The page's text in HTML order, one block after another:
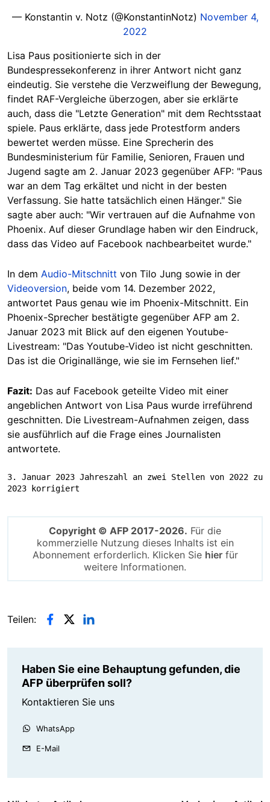
— Konstantin v. Notz (@KonstantinNotz) November 4,
2022
Lisa Paus positionierte sich in der
Bundespressekonferenz in ihrer Antwort nicht ganz
eindeutig. Sie verstehe die Verzweiflung der Bewegung,
findet RAF-Vergleiche überzogen, aber sie erklärte
auch, dass die "Letzte Generation" mit dem Rechtsstaat
spiele. Paus erklärte, dass jede Protestform anders
bewertet werden müsse. Eine Sprecherin des
Bundesministerium für Familie, Senioren, Frauen und
Jugend sagte am 2. Januar 2023 gegenüber AFP: "Paus
war an dem Tag erkältet und nicht in der besten
Verfassung. Sie hatte tatsächlich einen Hänger." Sie
sagte aber auch: "Wir vertrauen auf die Aufnahme von
Phoenix. Auf dieser Grundlage haben wir den Eindruck,
dass das Video auf Facebook nachbearbeitet wurde."
In dem Audio-Mitschnitt von Tilo Jung sowie in der
Videoversion, beide vom 14. Dezember 2022,
antwortet Paus genau wie im Phoenix-Mitschnitt. Ein
Phoenix-Sprecher bestätigte gegenüber AFP am 2.
Januar 2023 mit Blick auf den eigenen Youtube-
Livestream: "Das Youtube-Video ist nicht geschnitten.
Das ist die Originallänge, wie sie im Fernsehen lief."
Fazit: Das auf Facebook geteilte Video mit einer
angeblichen Antwort von Lisa Paus wurde irreführend
geschnitten. Die Livestream-Aufnahmen zeigen, dass
sie ausführlich auf die Frage eines Journalisten
antwortete.
3. Januar 2023 Jahreszahl an zwei Stellen von 2022 zu
2023 korrigiert
Copyright © AFP 2017-2026. Für die
kommerzielle Nutzung dieses Inhalts ist ein
Abonnement erforderlich. Klicken Sie hierfür
weitere Informationen.
Teilen:
Haben Sie eine Behauptung gefunden, die
AFP überprüfen soll?
Kontaktieren Sie uns
WhatsApp
E-Mail